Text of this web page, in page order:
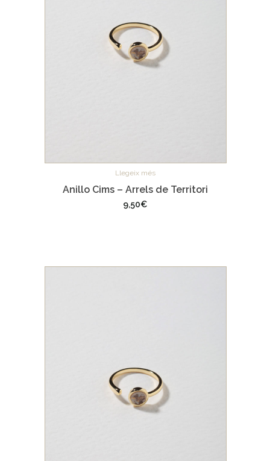
Llegeix més
Anillo Cims – Arrels de Territori
9,50€